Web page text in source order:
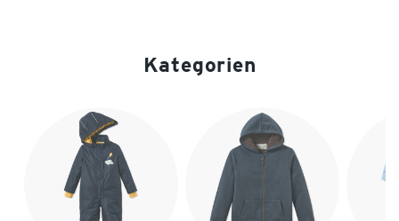
Kategorien